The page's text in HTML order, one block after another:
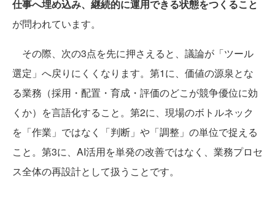
仕事へ埋め込み、継続的に運用できる状態をつくること
が問われています。
その際、次の3点を先に押さえると、議論が「ツール
選定」へ戻りにくくなります。第1に、価値の源泉とな
る業務（採用・配置・育成・評価のどこが競争優位に効
くか）を言語化すること。第2に、現場のボトルネック
を「作業」ではなく「判断」や「調整」の単位で捉える
こと。第3に、AI活用を単発の改善ではなく、業務プロセ
ス全体の再設計として扱うことです。